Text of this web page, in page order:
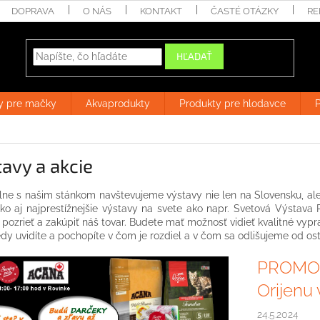
DOPRAVA O NÁS KONTAKT ČASTÉ OTÁZKY
HĽADAŤ
pre mačky Akvaprodukty Produkty pre hlodavce
a akcie
s našim stánkom navštevujeme výstavy nie len na Slovensku,
aj najprestížnejšie výstavy na svete ako napr. Svetová Výstava
a zakúpiť náš tovar. Budete mať možnosť vidieť kvalitné
uvidíte a pochopíte v čom je rozdiel a v čom sa odlišujeme od
Orijenu
24.5.2024